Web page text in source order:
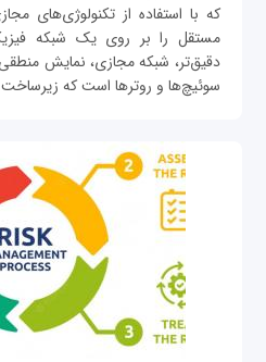
که با استفاده از تکنولوژی‌های
مستقل را بر روی یک شبکه
دقیق‌تر، شبکه مجازی، نمایش
سوئیچ‌ها و روترها است که